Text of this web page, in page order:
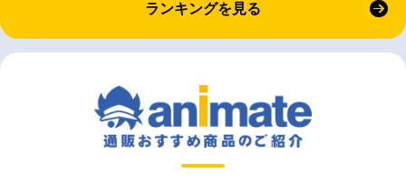
ランキングを見る